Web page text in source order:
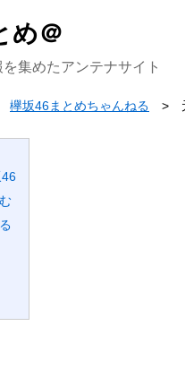
め＠
集めたアンテナサイト
欅坂46まとめちゃんねる
46